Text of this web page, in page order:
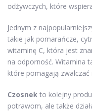
odżywczych, które
Jednym z
takie jak pomarańcze,
witaminę C, która jest
na odporność. Witamina
które pomagają zwalczać
Czosnek to kolejny
potrawom, ale także